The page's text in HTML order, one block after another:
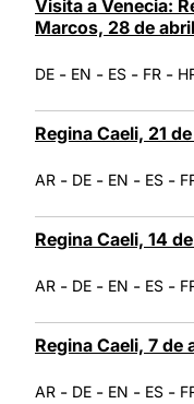
Visita a Venecia:
Marcos, 28 de
DE - EN - ES - FR -
Regina Caeli, 21
AR - DE - EN - ES -
Regina Caeli, 14
AR - DE - EN - ES -
Regina Caeli, 7 de
AR - DE - EN - ES -